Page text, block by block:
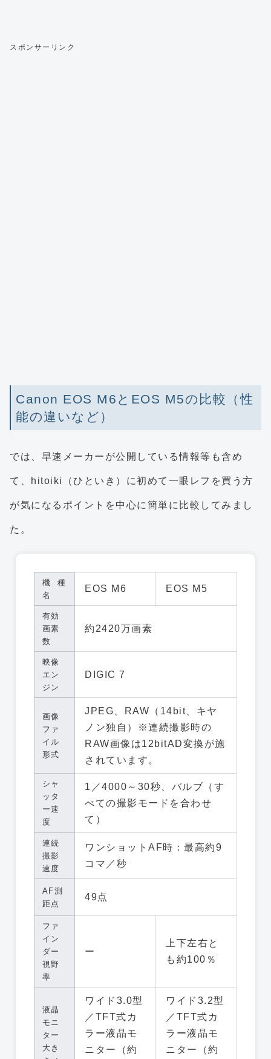
スポンサーリンク
Canon EOS M6とEOS M5の比較（性
能の違いなど）
では、早速メーカーが公開している情報等も含め
て、hitoiki（ひといき）に初めて一眼レフを買う方
が気になるポイントを中心に簡単に比較してみまし
た。
機種
名
EOS M6 EOS M5
有効
画素
数
約2420万画素
映像
エン
ジン
DIGIC 7
画像
ファ
イル
形式
JPEG、RAW（14bit、キヤ
ノン独自）※連続撮影時の
RAW画像は12bitAD変換が施
されています。
シャ
ッタ
ー速
度
1／4000～30秒、バルブ（す
べての撮影モードを合わせ
て）
連続
撮影
速度
ワンショットAF時：最高約9
コマ／秒
AF測
距点
49点
ファ
イン
ダー
視野
率
ー
上下左右と
も約100％
液晶
モニ
ター
大き
ワイド3.0型
／TFT式カ
ラー液晶モ
ニター（約
ワイド3.2型
／TFT式カ
ラー液晶モ
ニター（約